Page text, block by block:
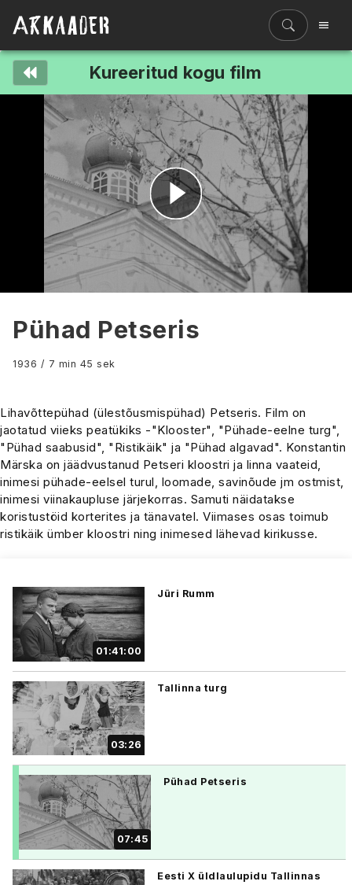
Kureeritud kogu film
Esita
video
Pühad Petseris
1936 / 7 min 45 sek
Lihavõttepühad (ülestõusmispühad) Petseris. Film on
jaotatud viieks peatükiks -"Klooster", "Pühade-eelne turg",
"Pühad saabusid", "Ristikäik" ja "Pühad algavad". Konstantin
Märska on jäädvustanud Petseri kloostri ja linna vaateid,
inimesi pühade-eelsel turul, loomade, savinõude jm ostmist,
inimesi viinakaupluse järjekorras. Samuti näidatakse
koristustöid korterites ja tänavatel. Viimases osas toimub
ristikäik ümber kloostri ning inimesed lähevad kirikusse.
01:41:00
Jüri Rumm
03:26
Tallinna turg
07:45
Pühad Petseris
Eesti X üldlaulupidu Tallinnas
Filmiriiul
Kureeritud kogud
Filmikaart
Ajajoon
Koolidele
Hinnad
ENG